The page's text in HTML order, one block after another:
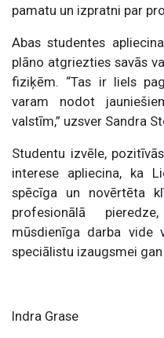
pamatu un izpratni par
Abas studentes
plāno atgriezties savās
fiziķēm. “Tas ir liels
varam nodot
valstīm,” uzsver Sandra
Studentu izvēle,
interese apliecina, ka
spēcīga un novērtēta
profesionālā
mūsdienīga darba vide
speciālistu izaugsmei
Indra Grase